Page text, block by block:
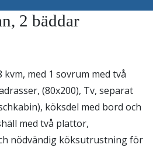
2 bäddar
med 1 sovrum med två
(80x200), Tv, separat
köksdel med bord och
med två plattor,
nödvändig köksutrustning för